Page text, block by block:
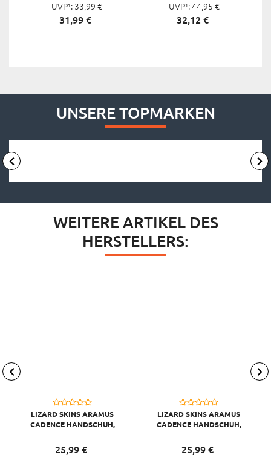
PEATY CHEERS, 130 MM /
130 MM
UVP¹: 33,99 €
31,99€
135 MM
UVP¹:44,95 €
32,12 €
UNSERE TOPMARKEN
WEITERE ARTIKEL DES
HERSTELLERS:
LIZARD SKINS ARAMUS
CADENCE HANDSCHUH,
25,99 €
LIZARD SKINS ARAMUS
CADENCE HANDSCHUH,
25,99 €